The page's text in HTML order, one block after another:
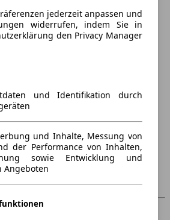
jederzeit anpassen und
widerrufen, indem Sie in
den Privacy Manager
und Identifikation durch
und Inhalte, Messung von
der Performance von Inhalten,
sowie Entwicklung und
Angeboten